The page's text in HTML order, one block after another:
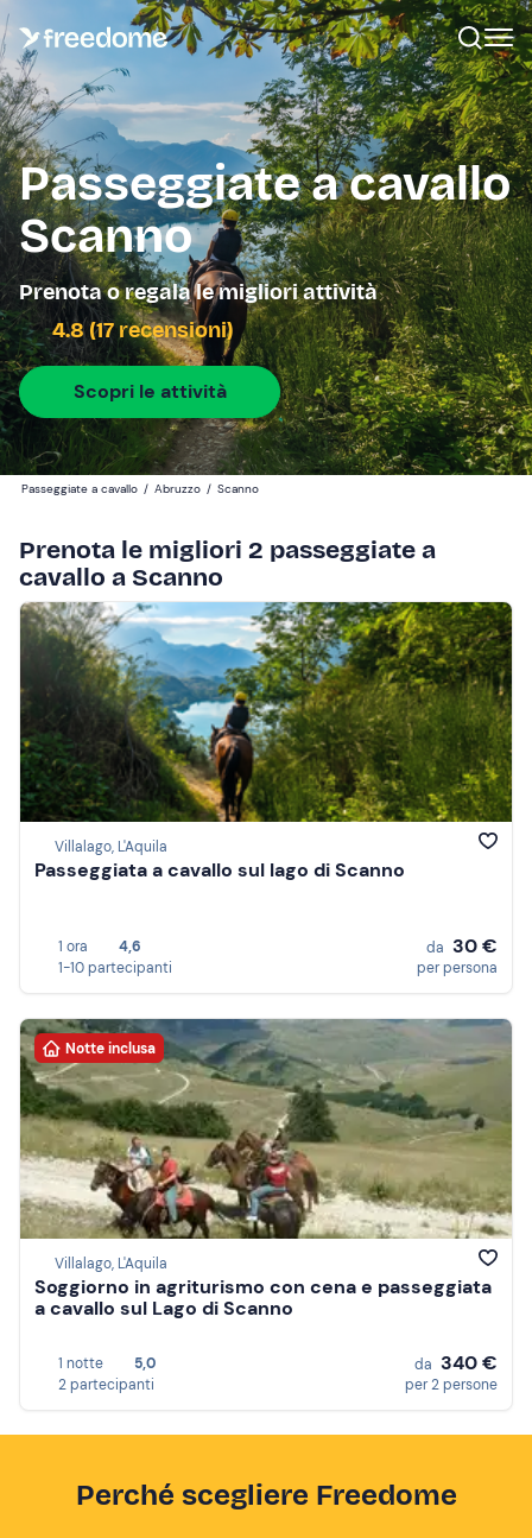
Passeggiate a cavallo
Scanno
Prenota o regala le migliori attività
4.8 (17 recensioni)
Scopri le attività
Passeggiate a cavallo / Abruzzo / Scanno
Prenota le migliori 2 passeggiate a
cavallo a Scanno
Villalago, L'Aquila
Passeggiata a cavallo sul lago di Scanno
1 ora
4,6
1-10 partecipanti
da 30 €
per persona
Notte inclusa
Villalago, L'Aquila
Soggiorno in agriturismo con cena e passeggiata
a cavallo sul Lago di Scanno
1 notte
5,0
2 partecipanti
da 340 €
per 2 persone
Perché scegliere Freedome